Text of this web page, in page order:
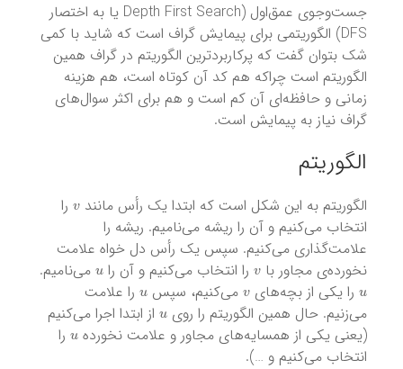
جست‌و‌جوی عمق‌اول (Depth First Search یا به اختصار
DFS) الگوریتمی برای پیمایش گراف است که شاید با کمی
شک بتوان گفت که پرکاربرد‌ترین الگوریتم در گراف همین
الگوریتم است چراکه هم کد آن کوتاه است، هم هزینه
زمانی و حافظه‌ای آن کم است و هم برای اکثر سوال‌های
گراف نیاز به پیمایش است.
الگوریتم
الگوریتم به این شکل است که ابتدا یک رأس مانند را
انتخاب می‌کنیم و آن را ریشه می‌نامیم. ریشه را
علامت‌گذاری می‌کنیم. سپس یک رأس دل خواه علامت
نخورده‌ی مجاور با vرا انتخاب می‌کنیم و آن را uمی‌نامیم. u را یکی از بچه‌هایvمی‌کنیم، سپس u را علامت
می‌زنیم. حال همین الگوریتم را روی u از ابتدا اجرا می‌کنیم
(یعنی یکی از همسایه‌های مجاور و علامت نخورده u را
انتخاب می‌کنیم و …).